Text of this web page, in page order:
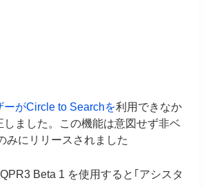
ーがCircle to Searchを利用できなか
しました。この機能は意図せず非ベ
みにリリースされました
Beta 1 を使用すると｢アシスタ